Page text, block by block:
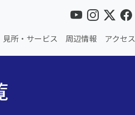
見所・サービス 周辺情報 アクセス